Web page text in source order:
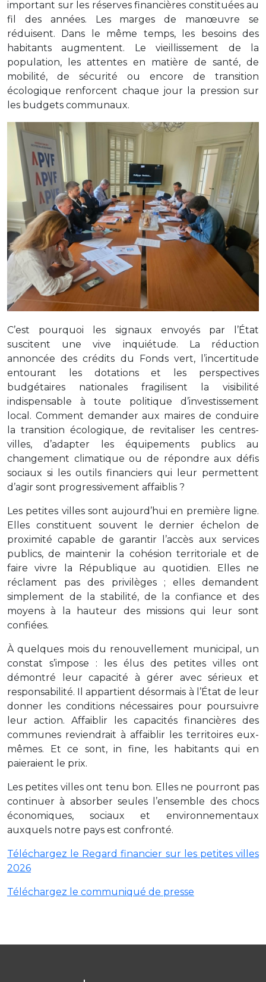
important sur les réserves financières constituées au
fil des années. Les marges de manœuvre se
réduisent. Dans le même temps, les besoins des
habitants augmentent. Le vieillissement de la
population, les attentes en matière de santé, de
mobilité, de sécurité ou encore de transition
écologique renforcent chaque jour la pression sur
les budgets communaux.
C’est pourquoi les signaux envoyés par l’État
suscitent une vive inquiétude. La réduction
annoncée des crédits du Fonds vert, l’incertitude
entourant les dotations et les perspectives
budgétaires nationales fragilisent la visibilité
indispensable à toute politique d’investissement
local. Comment demander aux maires de conduire
la transition écologique, de revitaliser les centres-
villes, d’adapter les équipements publics au
changement climatique ou de répondre aux défis
sociaux si les outils financiers qui leur permettent
d’agir sont progressivement affaiblis ?
Les petites villes sont aujourd’hui en première ligne.
Elles constituent souvent le dernier échelon de
proximité capable de garantir l’accès aux services
publics, de maintenir la cohésion territoriale et de
faire vivre la République au quotidien. Elles ne
réclament pas des privilèges ; elles demandent
simplement de la stabilité, de la confiance et des
moyens à la hauteur des missions qui leur sont
confiées.
À quelques mois du renouvellement municipal, un
constat s’impose : les élus des petites villes ont
démontré leur capacité à gérer avec sérieux et
responsabilité. Il appartient désormais à l’État de leur
donner les conditions nécessaires pour poursuivre
leur action. Affaiblir les capacités financières des
communes reviendrait à affaiblir les territoires eux-
mêmes. Et ce sont, in fine, les habitants qui en
paieraient le prix.
Les petites villes ont tenu bon. Elles ne pourront pas
continuer à absorber seules l’ensemble des chocs
économiques, sociaux et environnementaux
auxquels notre pays est confronté.
Téléchargez le Regard financier sur les petites villes
2026
Téléchargez le communiqué de presse